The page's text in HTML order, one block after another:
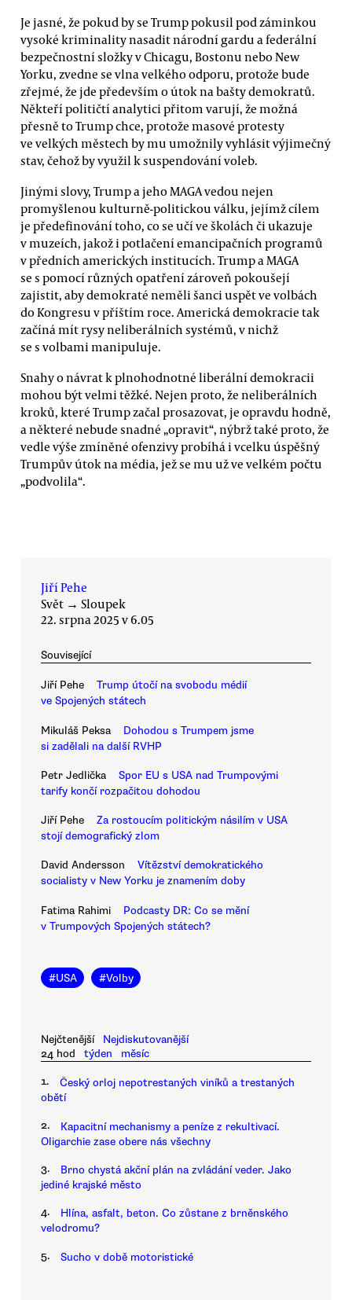
Je jasné, že pokud by se Trump pokusil pod záminkou
vysoké kriminality nasadit národní gardu a federální
bezpečnostní složky v Chicagu, Bostonu nebo New
Yorku, zvedne se vlna velkého odporu, protože bude
zřejmé, že jde především o útok na bašty demokratů.
Někteří političtí analytici přitom varují, že možná
přesně to Trump chce, protože masové protesty
ve velkých městech by mu umožnily vyhlásit výjimečný
stav, čehož by využil k suspendování voleb.
Jinými slovy, Trump a jeho MAGA vedou nejen
promyšlenou kulturně-politickou válku, jejímž cílem
je předefinování toho, co se učí ve školách či ukazuje
v muzeích, jakož i potlačení emancipačních programů
v předních amerických institucích. Trump a MAGA
se s pomocí různých opatření zároveň pokoušejí
zajistit, aby demokraté neměli šanci uspět ve volbách
do Kongresu v příštím roce. Americká demokracie tak
začíná mít rysy neliberálních systémů, v nichž
se s volbami manipuluje.
Snahy o návrat k plnohodnotné liberální demokracii
mohou být velmi těžké. Nejen proto, že neliberálních
kroků, které Trump začal prosazovat, je opravdu hodně,
a některé nebude snadné „opravit“, nýbrž také proto, že
vedle výše zmíněné ofenzivy probíhá i vcelku úspěšný
Trumpův útok na média, jež se mu už ve velkém počtu
„podvolila“.
Jiří Pehe
Svět → Sloupek
22. srpna 2025 v 6.05
Související
Jiří Pehe
Trump útočí na svobodu médií
ve Spojených státech
Mikuláš Peksa
Dohodou s Trumpem jsme
si zadělali na další RVHP
Petr Jedlička
Spor EU s USA nad Trumpovými
tarify končí rozpačitou dohodou
Jiří Pehe
Za rostoucím politickým násilím v USA
stojí demografický zlom
David Andersson
Vítězství demokratického
socialisty v New Yorku je znamením doby
Fatima Rahimi
Podcasty DR: Co se mění
v Trumpových Spojených státech?
#USA #Volby
Nejčtenější
Nejdiskutovanější
24 hod
týden měsíc
1.
Český orloj nepotrestaných viníků a trestaných
obětí
2.
Kapacitní mechanismy a peníze z rekultivací.
Oligarchie zase obere nás všechny
3.
Brno chystá akční plán na zvládání veder. Jako
jediné krajské město
4.
Hlína, asfalt, beton. Co zůstane z brněnského
velodromu?
5. Sucho v době motoristické